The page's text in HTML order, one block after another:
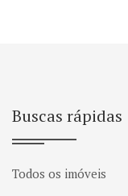
Buscas rápidas
Todos os imóveis